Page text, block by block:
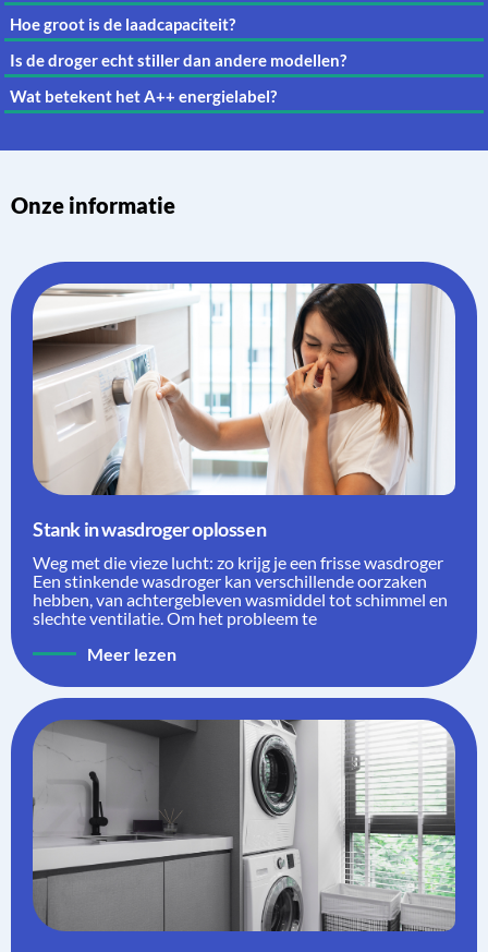
Hoe groot is de laadcapaciteit?
Is de droger echt stiller dan andere modellen?
Wat betekent het A++ energielabel?
Onze informatie
Stank in wasdroger oplossen
Weg met die vieze lucht: zo krijg je een frisse wasdroger
Een stinkende wasdroger kan verschillende oorzaken
hebben, van achtergebleven wasmiddel tot schimmel en
slechte ventilatie. Om het probleem te
Meer lezen